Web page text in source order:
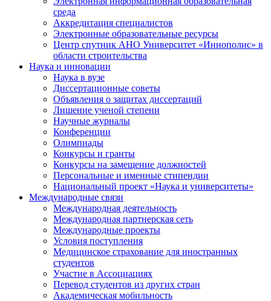
среда
Аккредитация специалистов
Электронные образовательные ресурсы
Центр спутник АНО Университет «Иннополис» в
области строительства
Наука и инновации
Наука в вузе
Диссертационные советы
Объявления о защитах диссертаций
Лишение ученой степени
Научные журналы
Конференции
Олимпиады
Конкурсы и гранты
Конкурсы на замещение должностей
Персональные и именные стипендии
Национальный проект «Наука и университеты»
Международные связи
Международная деятельность
Международная партнерская сеть
Международные проекты
Условия поступления
Медицинское страхование для иностранных
студентов
Участие в Ассоциациях
Перевод студентов из других стран
Академическая мобильность